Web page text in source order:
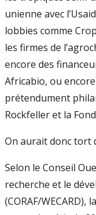
unienne avec
lobbies comme
les firmes de
encore des
Africabio, ou
prétendument
Rockfeller et la
On aurait donc tort
Selon le Conseil
recherche et le
(CORAF/